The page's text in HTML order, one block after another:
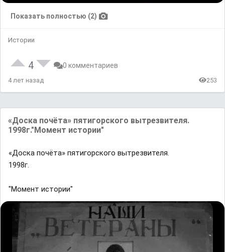
Показать полностью (2)
Истории
4 0 комментариев
4 лет назад 253
«Доска почёта» пятигорского вытрезвителя.
1998г."Момент истории"
«Доска почёта» пятигорского вытрезвителя.
1998г.
"Момент истории"